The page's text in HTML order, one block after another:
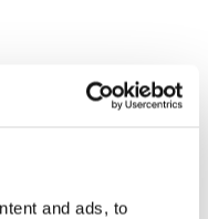
and ads, to